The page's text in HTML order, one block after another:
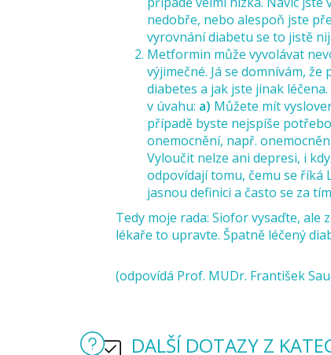
nedobře, nebo alespoň jste
vyrovnání diabetu se to jistě
Metformin může vyvolávat
výjimečné. Já se domnívám,
diabetes a jak jste jinak
v úvahu: a) Můžete mít
případě byste nejspíše
onemocnění, např.
Vyloučit nelze ani depresi, i
odpovídají tomu, čemu se říká
jasnou definici a často se za
Tedy moje rada: Siofor vysaďte,
lékaře to upravte. Špatně léčený
(odpovídá Prof. MUDr. František
DALŠÍ DOTAZY Z